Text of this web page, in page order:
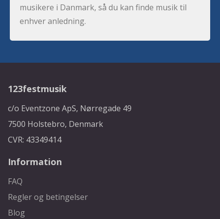
musikere i Danmark, så du kan finde musik til
enhver anledning.
123festmusik
c/o Eventzone ApS, Nørregade 49
7500 Holstebro, Denmark
CVR: 43349414
Information
FAQ
Regler og betingelser
Blog